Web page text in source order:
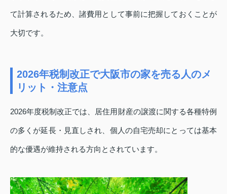
て計算されるため、諸費用として事前に把握しておくことが
大切です。
2026年税制改正で大阪市の家を売る人のメ
リット・注意点
2026年度税制改正では、居住用財産の譲渡に関する各種特例
の多くが延長・見直しされ、個人の自宅売却にとっては基本
的な優遇が維持される方向とされています。